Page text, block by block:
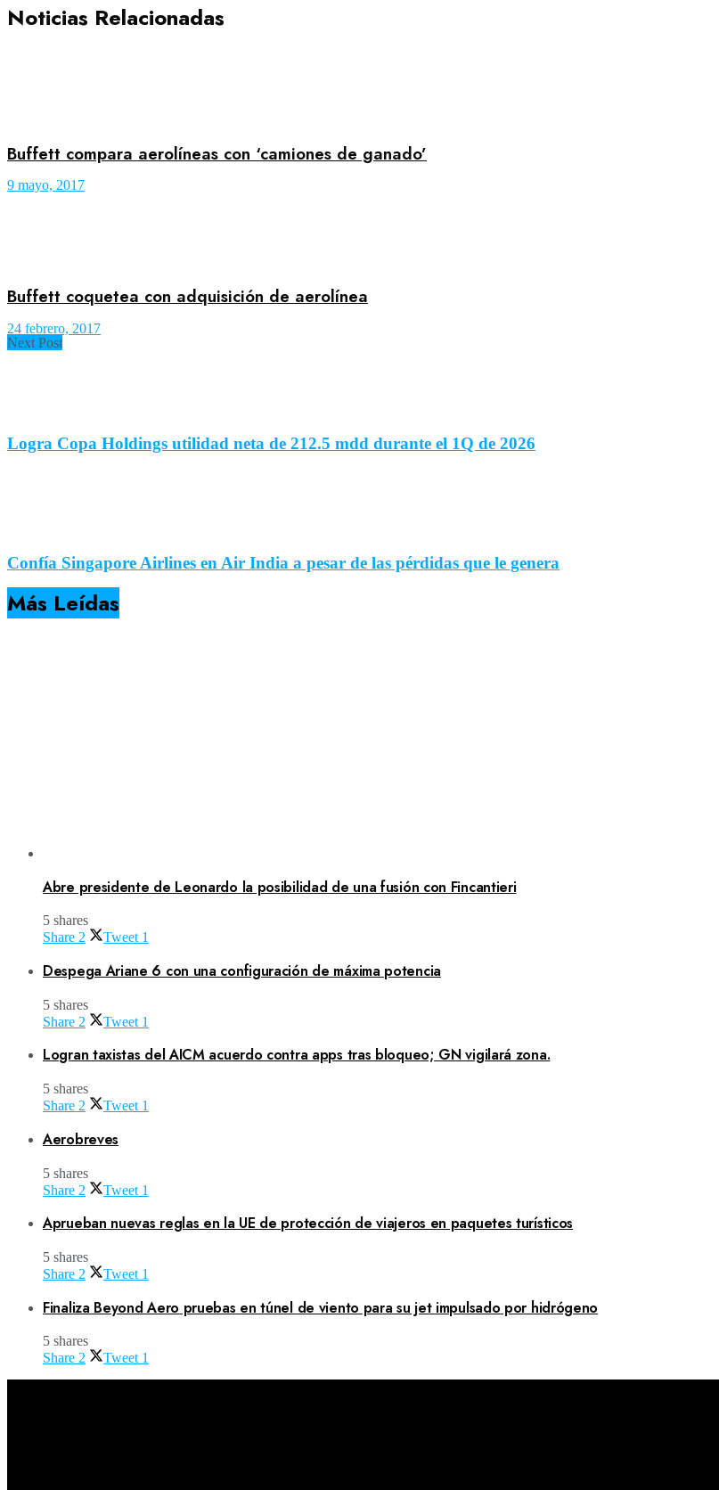
Noticias Relacionadas
Buffett compara aerolíneas con ‘camiones de ganado’
9 mayo, 2017
Buffett coquetea con adquisición de aerolínea
24 febrero, 2017
Next Post
Logra Copa Holdings utilidad neta de 212.5 mdd durante el 1Q de 2026
Confía Singapore Airlines en Air India a pesar de las pérdidas que le genera
Más Leídas
Abre presidente de Leonardo la posibilidad de una fusión con Fincantieri
5 shares
Share 2 Tweet 1
Despega Ariane 6 con una configuración de máxima potencia
5 shares
Share 2 Tweet 1
Logran taxistas del AICM acuerdo contra apps tras bloqueo; GN vigilará zona.
5 shares
Share 2 Tweet 1
Aerobreves
5 shares
Share 2 Tweet 1
Aprueban nuevas reglas en la UE de protección de viajeros en paquetes turísticos
5 shares
Share 2 Tweet 1
Finaliza Beyond Aero pruebas en túnel de viento para su jet impulsado por hidrógeno
5 shares
Share 2 Tweet 1